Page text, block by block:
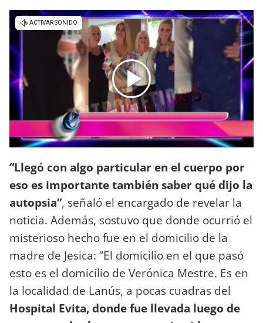
“Llegó con algo particular en el cuerpo por
eso es importante también saber qué dijo la
autopsia”, señaló el encargado de revelar la
noticia. Además, sostuvo que donde ocurrió el
misterioso hecho fue en el domicilio de la
madre de Jesica: “El domicilio en el que pasó
esto es el domicilio de Verónica Mestre. Es en
la localidad de Lanús, a pocas cuadras del
Hospital Evita, donde fue llevada luego de